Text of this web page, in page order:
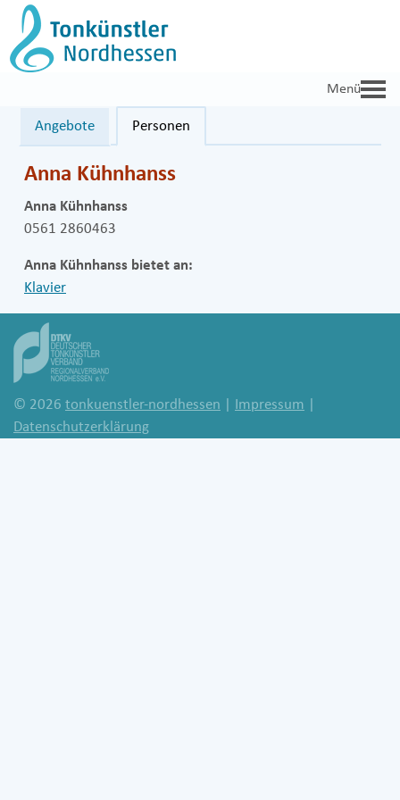
Zum
Inhalt
springen
Angebote Personen
Anna Kühnhanss
Anna Kühnhanss
0561 2860463
Anna Kühnhanss bietet an:
Klavier
© 2026 tonkuenstler-nordhessen Impressum
Datenschutzerklärung